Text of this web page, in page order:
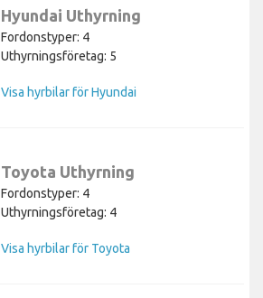
Hyundai Uthyrning
Fordonstyper: 4
Uthyrningsföretag: 5
Visa hyrbilar för Hyundai
Toyota Uthyrning
Fordonstyper: 4
Uthyrningsföretag: 4
Visa hyrbilar för Toyota